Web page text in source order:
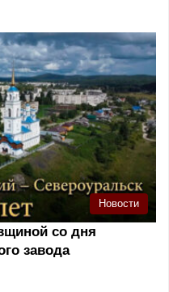
Новости
со дня
завода